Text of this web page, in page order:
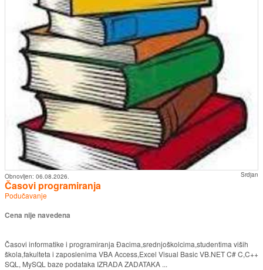
Srdjan
Obnovljen: 06.08.2026.
Časovi programiranja
Podučavanje
Cena nije navedena
Časovi informatike i programiranja Đacima,srednjoškolcima,studentima viših
škola,fakulteta i zaposlenima VBA Access,Excel Visual Basic VB.NET C# C,C++
SQL, MySQL baze podataka IZRADA ZADATAKA ...